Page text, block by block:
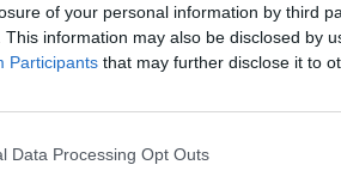
of your personal information by third
This information may also be disclosed by
Participants that may further disclose it to
Data Processing Opt Outs
debito 🤷😂
18 Ottobre 2025 alle ore 20:19·Ti stimo·Rispondi
GinoPaolini:Spanki quando ti assale
l'estro prevale su tutto!